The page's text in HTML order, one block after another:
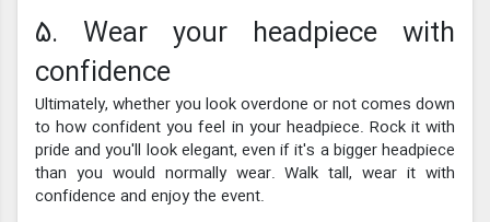
5. Wear your headpiece with
confidence
Ultimately, whether you look overdone or not comes down
to how confident you feel in your headpiece. Rock it with
pride and you'll look elegant, even if it's a bigger headpiece
than you would normally wear. Walk tall, wear it with
confidence and enjoy the event.